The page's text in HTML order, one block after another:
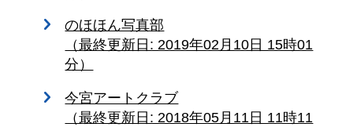
のほほん写真部
（最終更新日: 2019年02月10日 15時01
分）
今宮アートクラブ
（最終更新日: 2018年05月11日 11時11